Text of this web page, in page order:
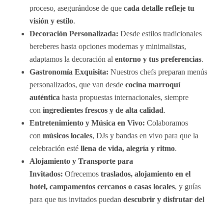
proceso, asegurándose de que cada detalle refleje tu
visión y estilo.
Decoración Personalizada: Desde estilos tradicionales
bereberes hasta opciones modernas y minimalistas,
adaptamos la decoración al entorno y tus preferencias.
Gastronomía Exquisita: Nuestros chefs preparan menús
personalizados, que van desde cocina marroquí
auténtica hasta propuestas internacionales, siempre
con ingredientes frescos y de alta calidad.
Entretenimiento y Música en Vivo: Colaboramos
con músicos locales, DJs y bandas en vivo para que la
celebración esté llena de vida, alegría y ritmo.
Alojamiento y Transporte para
Invitados: Ofrecemos traslados, alojamiento en el
hotel, campamentos cercanos o casas locales, y guías
para que tus invitados puedan descubrir y disfrutar del